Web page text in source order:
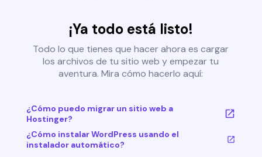
¡Ya todo está listo!
Todo lo que tienes que hacer ahora es cargar
los archivos de tu sitio web y empezar tu
aventura. Mira cómo hacerlo aquí:
¿Cómo puedo migrar un sitio web a
Hostinger?
¿Cómo instalar WordPress usando el
instalador automático?